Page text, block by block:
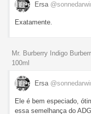
Ersa
Exatamente.
Mr. Burberry Indigo
100ml
Ersa
Ele é bem especiado,
essa semelhança do